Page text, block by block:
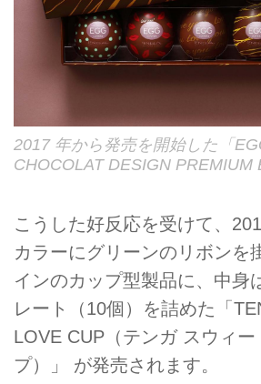
2017 年から発売を開始した「
CHOCOLAT DESIGN PREMIUM
こうした好反応を受けて、
カラーにグリーンのリボンを
インのカップ型製品に、中身
レート（10個）を詰めた「
LOVE CUP（テンガ スウィー
プ）」 が発売されます。